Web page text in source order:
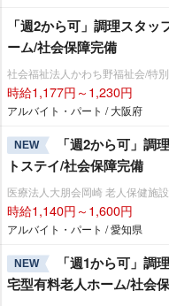
「週2から可」調理スタ
ーム/社会保障完備
社会福祉法人かわち野福祉会/特
時給1,177円～1,230円
アルバイト・パート / 大阪府
NEW
「週2から可」調
トステイ/社会保障完備
医療法人大朋会岡崎 老人保健施
時給1,140円～1,600円
アルバイト・パート / 愛知県
NEW
「週1から可」調
宅型有料老人ホーム/社会